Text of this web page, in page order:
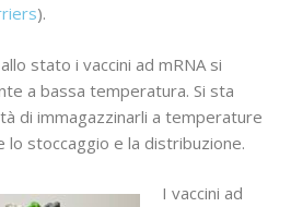
).
stato i vaccini ad mRNA si
a bassa temperatura. Si sta
di immagazzinarli a temperature
stoccaggio e la distribuzione.
I vaccini ad